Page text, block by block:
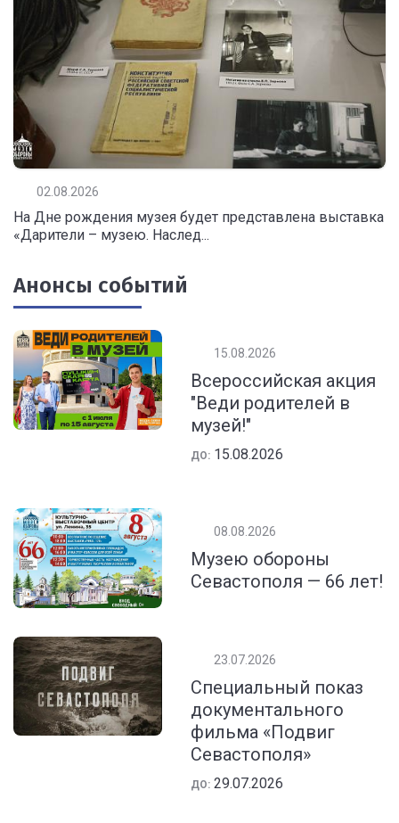
02.08.2026
На Дне рождения музея будет представлена выставка
«Дарители – музею. Наслед...
Анонсы событий
15.08.2026
Всероссийская акция
"Веди родителей в
музей!"
ДО: 15.08.2026
08.08.2026
Музею обороны
Севастополя — 66 лет!
23.07.2026
Специальный показ
документального
фильма «Подвиг
Севастополя»
ДО: 29.07.2026